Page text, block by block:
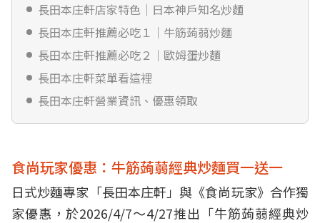
長田本庄軒店家特色｜日本神戶知名炒麵
長田本庄軒推薦必吃１｜牛筋蒟蒻炒麵
長田本庄軒推薦必吃２｜歐姆蛋炒麵
長田本庄軒菜單看這裡
長田本庄軒營業資訊、優惠領取
食尚玩家優惠：牛筋蒟蒻經典炒麵買一送一
日式炒麵專家「長田本庄軒」與《食尚玩家》合作獨
家優惠，於2026/4/7～4/27推出「牛筋蒟蒻經典炒